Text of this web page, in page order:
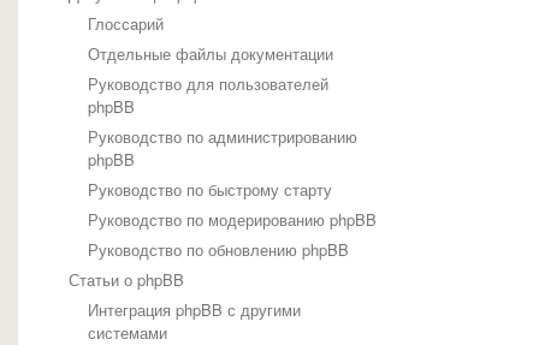
Глоссарий
Отдельные файлы документации
Руководство для пользователей
phpBB
Руководство по администрированию
phpBB
Руководство по быстрому старту
Руководство по модерированию phpBB
Руководство по обновлению phpBB
Статьи о phpBB
Интеграция phpBB с другими
системами